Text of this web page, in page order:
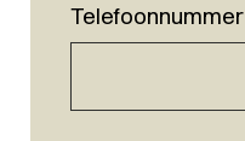
Telefoonnummer